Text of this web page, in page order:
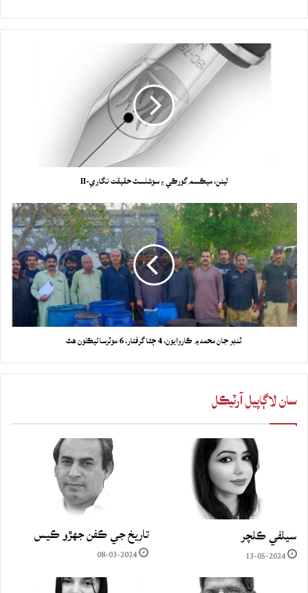
لينن، ميڪسم گورڪي ۽ سوشلسٽ حقيقت نگاري-II
ٽنڊو جان محمد ۾ ڪاروايون، 4 ڄڻا گرفتار، 6 موٽرسائيڪلون هٿ
سان لاڳاپيل آرٽيڪل
سيلفي ڪلچر
13-05-2024
تاريخ جي ڪفن جھڙو ڪيس
08-03-2024